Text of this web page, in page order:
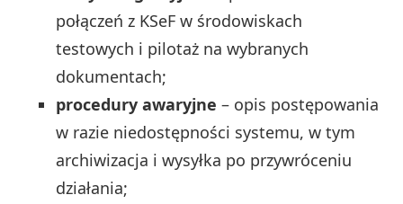
połączeń z KSeF w środowiskach
testowych i pilotaż na wybranych
dokumentach;
procedury awaryjne – opis postępowania
w razie niedostępności systemu, w tym
archiwizacja i wysyłka po przywróceniu
działania;